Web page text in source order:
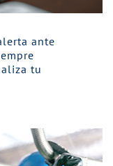
ante
tu